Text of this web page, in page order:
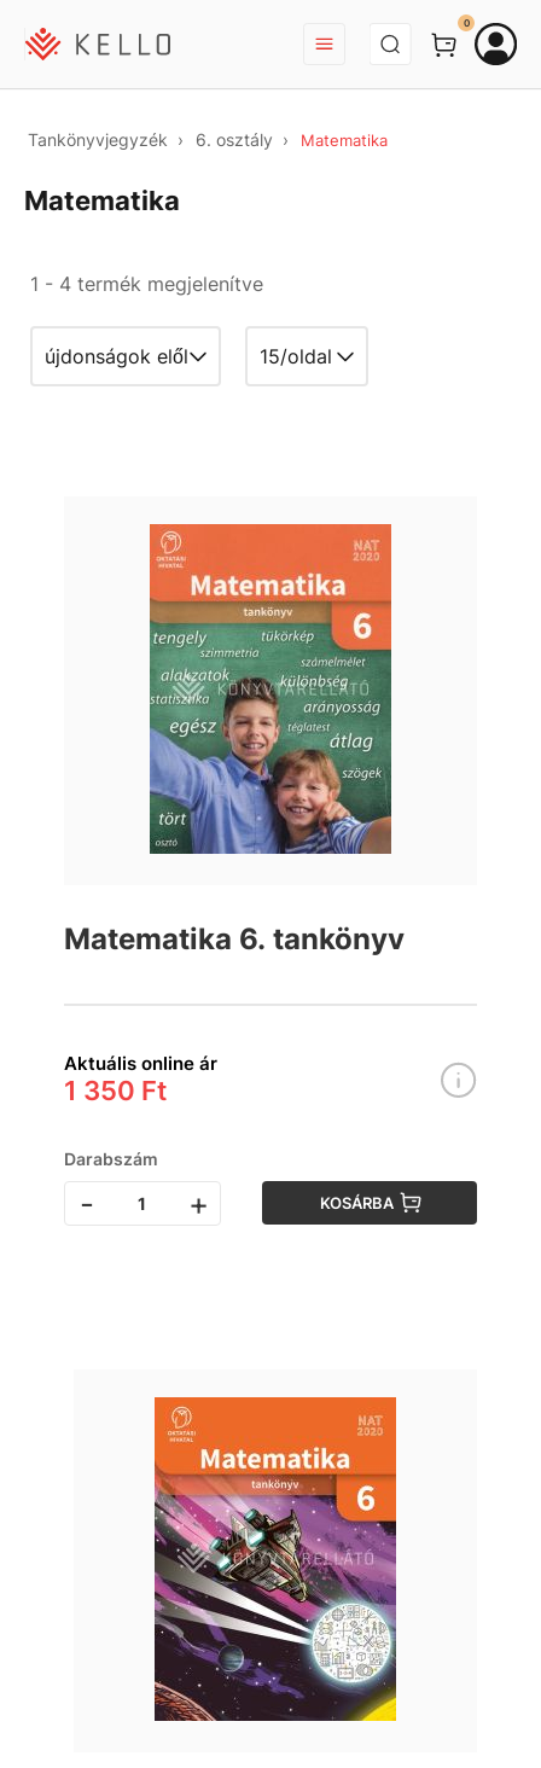
BEJELENTKEZÉS
0
Tankönyvjegyzék 6. osztály Matematika
Matematika
1 - 4 termék megjelenítve
Matematika 6. tankönyv
Aktuális online ár
1 350 Ft
Darabszám
- + KOSÁRBA